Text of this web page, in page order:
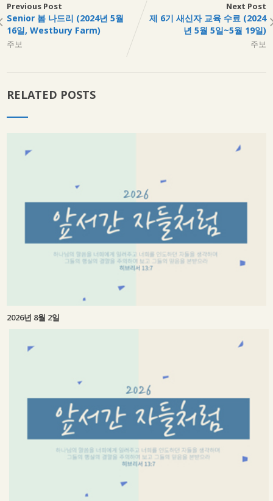
Previous Post
Senior 봄 나드리 (2024년 5월
16일, Westbury Farm)
주보
Next Post
제 6기 새신자 교육 수료 (2024
년 5월 5일~5월 19일)
주보
RELATED POSTS
2026년 8월 2일